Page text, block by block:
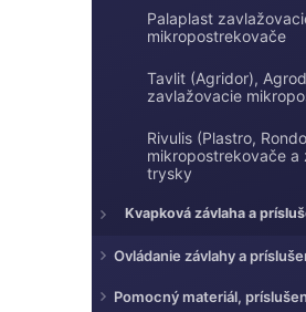
Palaplast
mikropostrekovače
Tavlit (Agridor),
zavlažovacie
Rivulis (Plastro,
mikropostrekovače a
trysky
Kvapková závlaha a
Ovládanie závlahy a
Pomocný materiál,